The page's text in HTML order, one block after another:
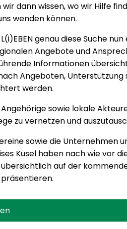
dann wissen, wo wir Hilfe
wenden können.
genau diese Suche
Angebote und
Informationen
Angeboten, Unterstützung
werden.
sowie lokale
zu vernetzen und
sowie die Unternehmen
Kusel haben nach wie vor
auf der